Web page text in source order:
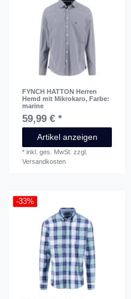
FYNCH HATTON Herren
Hemd mit Mikrokaro, Farbe:
marine
59,99 € *
Artikel anzeigen
*inkl. ges. MwSt. zzgl.
Versandkosten
-33%